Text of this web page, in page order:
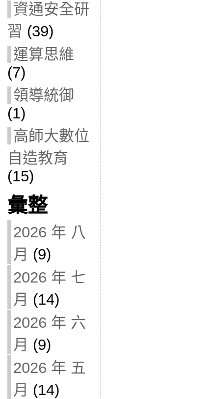
資通安全研
習 (39)
運算思維
(7)
領導統御
(1)
高師大數位
自造教育
(15)
彙整
2026 年 八
月 (9)
2026 年 七
月 (14)
2026 年 六
月 (9)
2026 年 五
月 (14)